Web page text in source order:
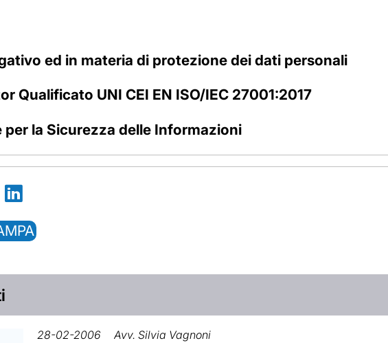
ed in materia di protezione dei dati personali
Qualificato UNI CEI EN ISO/IEC 27001:2017
per la Sicurezza delle Informazioni
28-02-2006 Avv. Silvia Vagnoni